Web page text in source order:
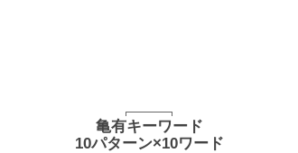
亀有キーワード
10パターン×10ワード